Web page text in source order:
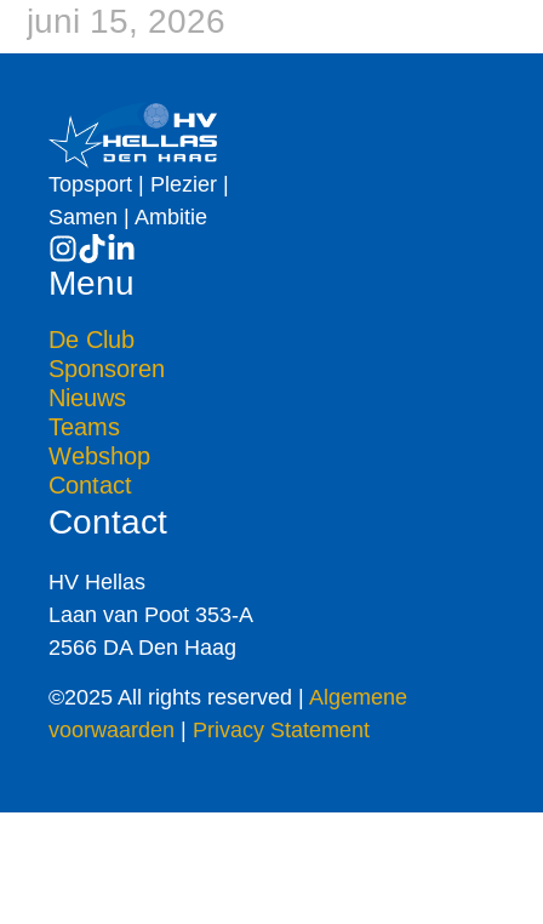
juni 15, 2026
Topsport | Plezier |
Samen | Ambitie
Menu
De Club
Sponsoren
Nieuws
Teams
Webshop
Contact
Contact
HV Hellas
Laan van Poot 353-A
2566 DA Den Haag
©2025 All rights reserved | Algemene
voorwaarden
Privacy Statement